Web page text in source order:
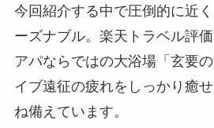
今回紹介する中で圧倒的に近
ーズナブル。楽天トラベル評
アパならではの大浴場「玄要
イブ遠征の疲れをしっかり癒
ね備えています。